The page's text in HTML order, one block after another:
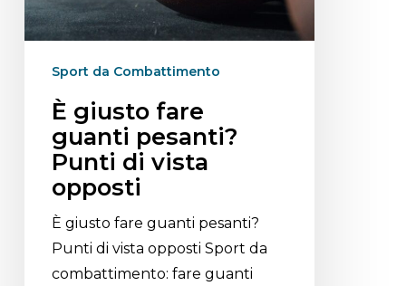
Sport da Combattimento
È giusto fare
guanti pesanti?
Punti di vista
opposti
È giusto fare guanti pesanti?
Punti di vista opposti Sport da
combattimento: fare guanti